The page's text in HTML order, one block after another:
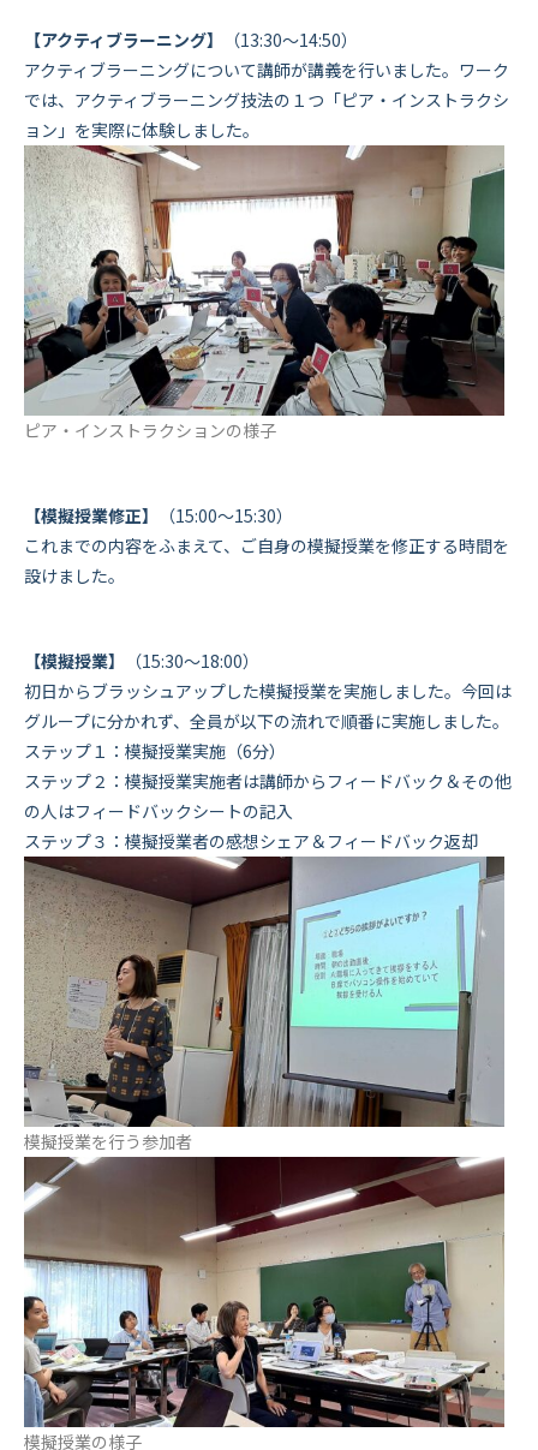
【アクティブラーニング】
（13:30～14:50）
アクティブラーニングについて講師が講義を行いました。ワーク
では、アクティブラーニング技法の１つ「ピア・インストラクシ
ョン」を実際に体験しました。
ピア・インストラクションの様子
【模擬授業修正】
（15:00～15:30）
これまでの内容をふまえて、ご自身の模擬授業を修正する時間を
設けました。
【模擬授業】
（15:30～18:00）
初日からブラッシュアップした模擬授業を実施しました。今回は
グループに分かれず、全員が以下の流れで順番に実施しました。
ステップ１：模擬授業実施（6分）
ステップ２：模擬授業実施者は講師からフィードバック＆その他
の人はフィードバックシートの記入
ステップ３：模擬授業者の感想シェア＆フィードバック返却
模擬授業を行う参加者
模擬授業の様子